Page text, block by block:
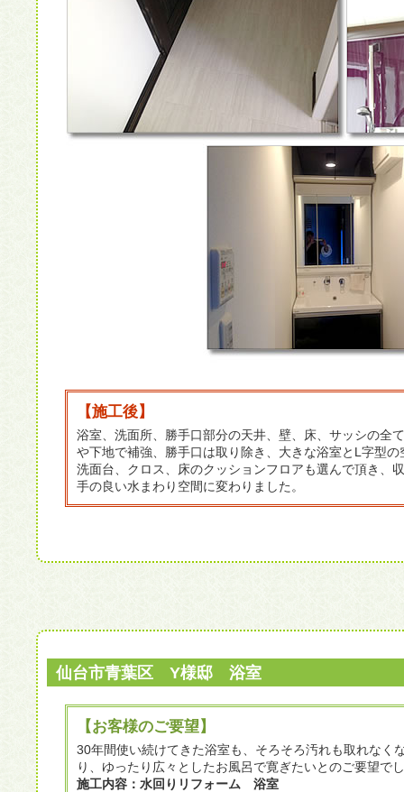
【施工後】
浴室、洗面所、勝手口部分の天井、壁、床、サッシの全
や下地で補強、勝手口は取り除き、大きな浴室とL字型
洗面台、クロス、床のクッションフロアも選んで頂き、
手の良い水まわり空間に変わりました。
仙台市青葉区 Y様邸 浴室
【お客様のご要望】
30年間使い続けてきた浴室も、そろそろ汚れも取れなく
り、ゆったり広々としたお風呂で寛ぎたいとのご要望で
施工内容：水回りリフォーム 浴室